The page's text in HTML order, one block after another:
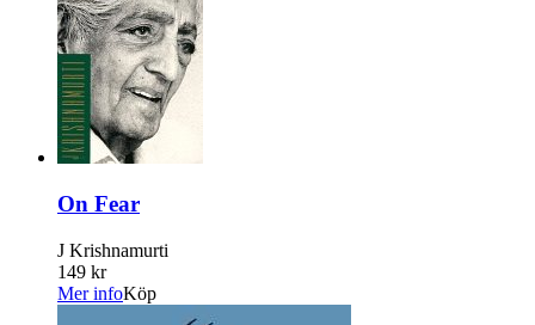
On Fear
J Krishnamurti
149 kr
Mer infoKöp